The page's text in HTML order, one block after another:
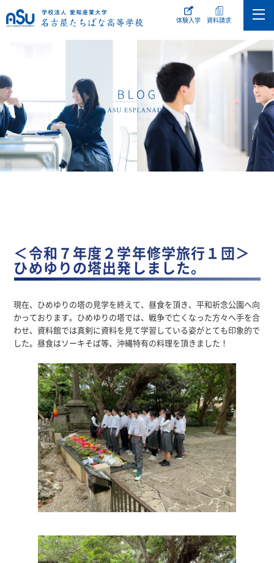
体験入学 資料請求
＜令和７年度２学年修学旅行１団＞
ひめゆりの塔出発しました。
現在、ひめゆりの塔の見学を終えて、昼食を頂き、平和祈念公園へ向
かっております。ひめゆりの塔では、戦争で亡くなった方々へ手を合
わせ、資料館では真剣に資料を見て学習している姿がとても印象的で
した。昼食はソーキそば等、沖縄特有の料理を頂きました！